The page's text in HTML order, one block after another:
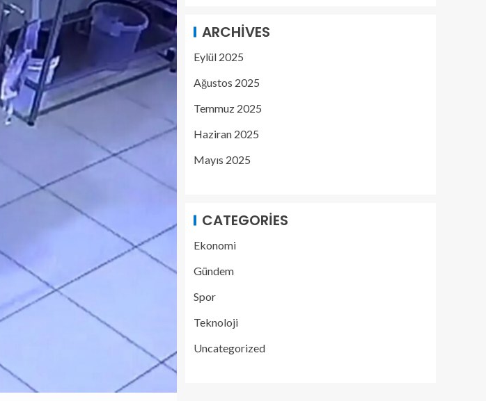
ARCHIVES
Eylül 2025
Ağustos 2025
Temmuz 2025
Haziran 2025
Mayıs 2025
CATEGORIES
Ekonomi
Gündem
Spor
Teknoloji
Uncategorized